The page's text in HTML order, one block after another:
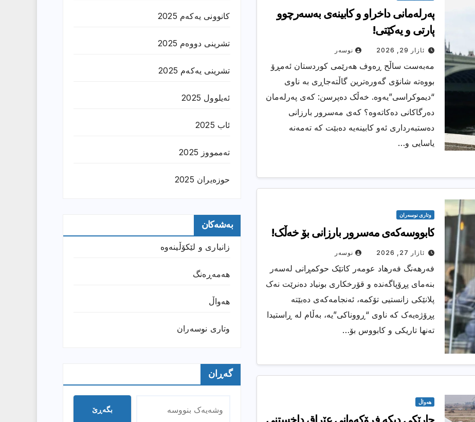
پەرلەمانی داخراو و کابینەی بەسەرچوو
پارتی و یەکێتی!
ئازار 29, 2026 نوسەر
مەبەست ساڵح ڕەوف هەرێمی کوردستان ئەمڕۆ
بووەتە شانۆی گەورەترین گاڵتەجاڕی بە ناوی
“دیموکراسی”یەوە. خەڵک دەپرسن: کەی پەرلەمان
دەرگاکانی دەکاتەوە؟ کەی مەسرور بارزانی
دەستبەرداری ئەو کابینەیە دەبێت کە تەمەنە
یاسایی و…
وتارى نوسەران
کابووسەکەی مەسرور بارزانی بۆ خەڵک!
ئازار 27, 2026 نوسەر
فەرهەنگ فەرهاد عومەر کاتێک حوکمڕانی لەسەر
بنەمای پڕۆپاگەندە و قۆرخکاری بونیاد دەنرێت نەک
پلانێکی زانستیی تۆکمە، ئەنجامەکەی دەبێتە
پڕۆژەیەک کە ناوی “ڕووناکی”یە، بەڵام لە ڕاستیدا
تەنها تاریکی و کابووس بۆ…
هەواڵ
کانوونی یەکەم 2025
تشرینی دووەم 2025
تشرینی یەکەم 2025
ئەیلوول 2025
ئاب 2025
تەممووز 2025
حوزه‌یران 2025
بەشەکان
زانیارى و لێکۆڵینەوە
هەمەڕەنگ
هەواڵ
وتارى نوسەران
گەڕان
بگەڕێ